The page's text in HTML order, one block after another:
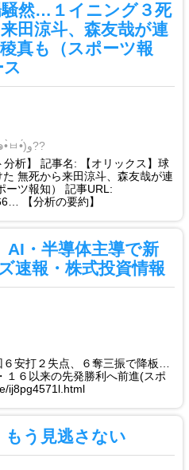
騒然…１イニング３死
田涼斗、森友哉が連
真も（スポーツ報
?Hiro(๑•̀ㅂ•́)و??
分析】 記事名: 【オリックス】球
無死から来田涼斗、森友哉が連
ーツ報知） 記事URL:
【分析の要約】
・半導体主導で新
速報・株式投資情報
６安打２失点、６奪三振で降板…
１６以来の先発勝利へ前進(スポ
ij8pg4571l.html
う見逃さない